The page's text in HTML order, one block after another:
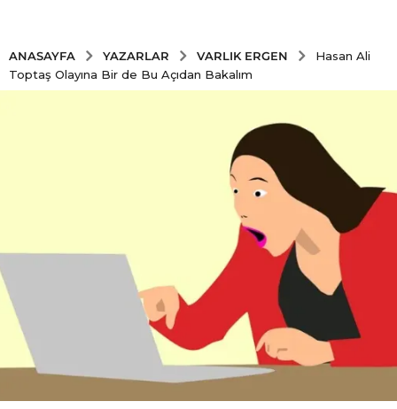
ANASAYFA YAZARLAR VARLIK ERGEN
Hasan Ali
Toptaş Olayına Bir de Bu Açıdan Bakalım